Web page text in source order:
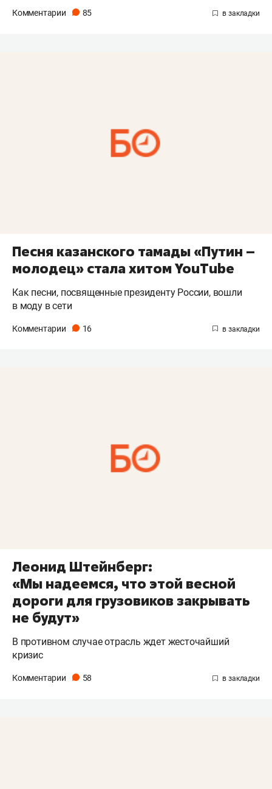
Комментарии 85
Песня казанского тамады «Путин –
молодец» стала хитом YouTube
Как песни, посвященные президенту России, вошли
в моду в сети
Комментарии 16
Леонид Штейнберг:
«Мы надеемся, что этой весной
дороги для грузовиков закрывать
не будут»
В противном случае отрасль ждет жесточайший
кризис
Комментарии 58